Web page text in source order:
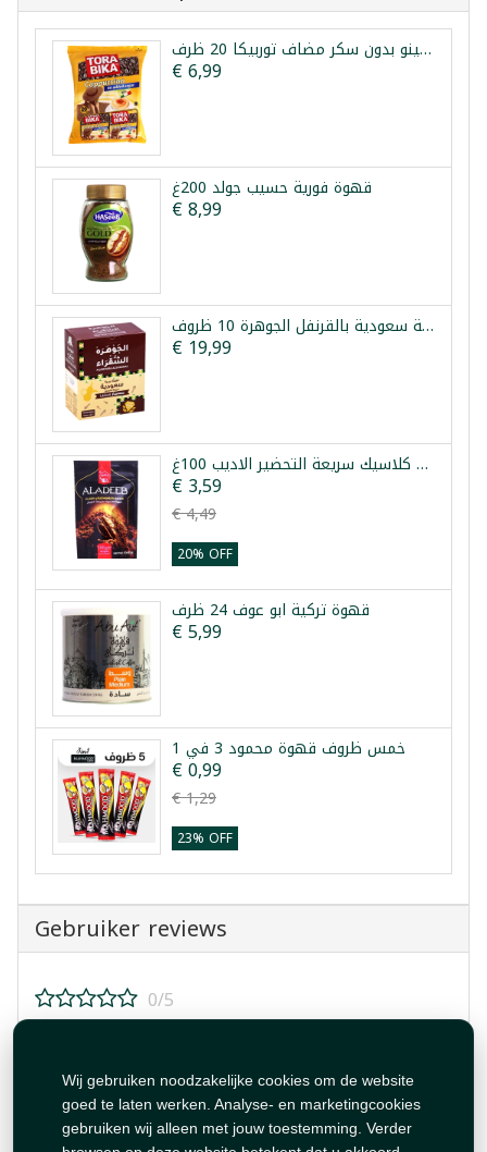
Wij gebruiken noodzakelijke cookies om de website
goed te laten werken. Analyse- en marketingcookies
gebruiken wij alleen met jouw toestemming. Verder
كابتشينو بدون سكر مضاف توربيكا 20 ظرف
€ 6,99
قهوة فورية حسيب جولد 200غ
€ 8,99
قهوة عربية سعودية بالقرنفل الجوهرة 10 ظروف
€ 19,99
قهوة كلاسيك سريعة التحضير الاديب 100غ
€ 3,59
€ 4,49
20% OFF
قهوة تركية ابو عوف 24 ظرف
€ 5,99
خمس ظروف قهوة محمود 3 في 1
€ 0,99
€ 1,29
23% OFF
Gebruiker reviews
0/5